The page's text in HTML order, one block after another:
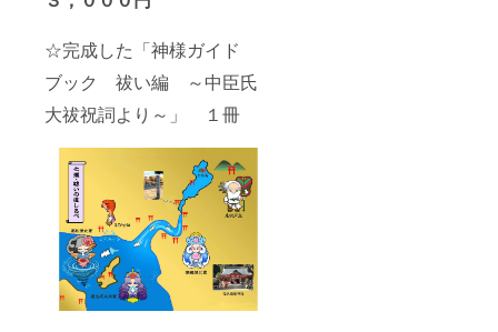
☆完成した「神様ガイド
ブック 祓い編 ～中臣氏
大祓祝詞より～」 １冊